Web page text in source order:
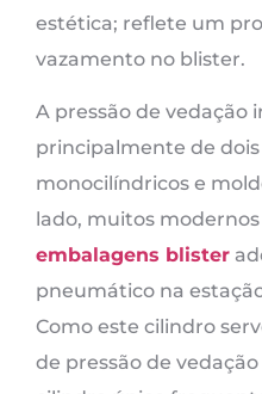
estética; reflete um
vazamento no blister.
A pressão de vedação
principalmente de
monocilíndricos e
lado, muitos modernos
embalagens blister
pneumático na
Como este cilindro
de pressão de